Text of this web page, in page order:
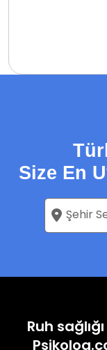
Size En
Ruh